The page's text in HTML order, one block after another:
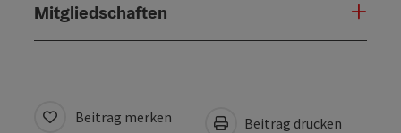
Mitgliedschaften
Beitrag merken Beitrag drucken